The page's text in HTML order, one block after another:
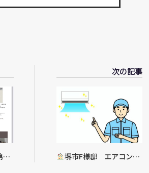
2
次の記事
堺市F様邸 エアコンク